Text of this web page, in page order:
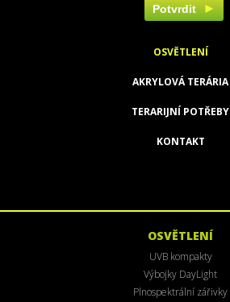
OSVĚTLENÍ
AKRYLOVÁ TERÁRIA
TERARIJNÍ POTŘEBY
KONTAKT
OSVĚTLENÍ
UVB kompakty
Výbojky DayLight
Plnospektrální zářivky